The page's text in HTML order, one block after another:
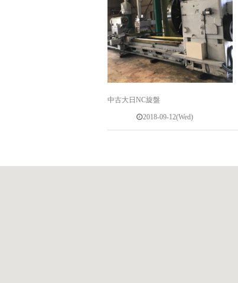
中古大日NC旋盤
2018-09-12(Wed)